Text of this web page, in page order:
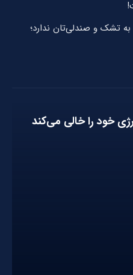
تشک و صندلی‌تان ندارد؛
خود را خالی می‌کند